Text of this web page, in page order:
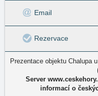
Email
Rezervace
Prezentace objektu Chalupa
Server
informací o